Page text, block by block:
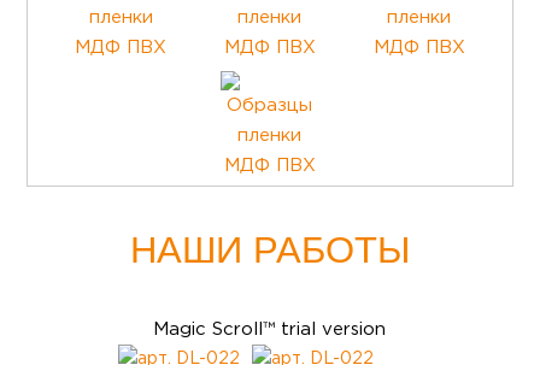
НАШИ РАБОТЫ
Magic Scroll™ trial version